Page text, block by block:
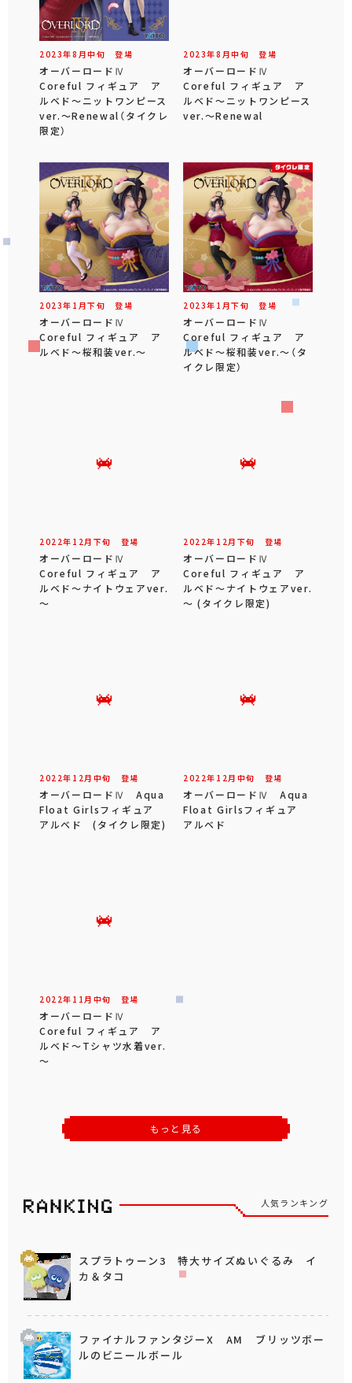
2023年8 月中旬 登場
オーバーロードⅣ
Coreful フィギュア ア
ルベド～ニットワンピース
ver.～Renewal（タイクレ
限定）
2023年8 月中旬 登場
オーバーロードⅣ
Coreful フィギュア ア
ルベド～ニットワンピース
ver.～Renewal
2023年 1 月下旬 登場
オーバーロードⅣ
Coreful フィギュア ア
ルベド～桜和装ver.～
2023年 1 月下旬 登場
オーバーロードⅣ
Coreful フィギュア ア
ルベド～桜和装ver.～（タ
イクレ限定）
2022年 12 月 下旬 登場
オーバーロードⅣ
Coreful フィギュア ア
ルベド～ナイトウェアver.
～
2022年 12 月 下旬 登場
オーバーロードⅣ
Coreful フィギュア ア
ルベド～ナイトウェアver.
～ (タイクレ限定)
2022年 12 月 中旬 登場
オーバーロードⅣ Aqua
Float Girlsフィギュア
アルベド (タイクレ限定)
2022年 12 月 中旬 登場
オーバーロードⅣ Aqua
Float Girlsフィギュア
アルベド
2022年 11 月 中旬 登場
オーバーロードⅣ
Coreful フィギュア ア
ルベド～Tシャツ水着ver.
～
もっと見る
人気ランキング
スプラトゥーン3 特大サイズぬいぐるみ イ
カ＆タコ
ファイナルファンタジーX AM ブリッツボー
ルのビニールボール